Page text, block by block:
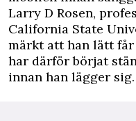
Larry D Rosen,
California State
märkt att han lätt
har därför börjat
innan han lägger sig.